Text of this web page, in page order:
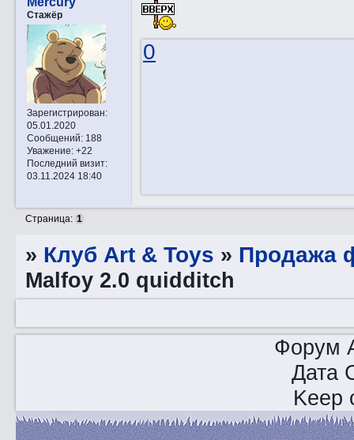
Стажёр
Зарегистрирован:
05.01.2020
Сообщений:188
Уважение: +22
Последний визит:
03.11.2024 18:40
0
Страница: 1
» Клуб Art & Toys » Продажа
Malfoy 2.0 quidditch
Форум
Дата
Keep